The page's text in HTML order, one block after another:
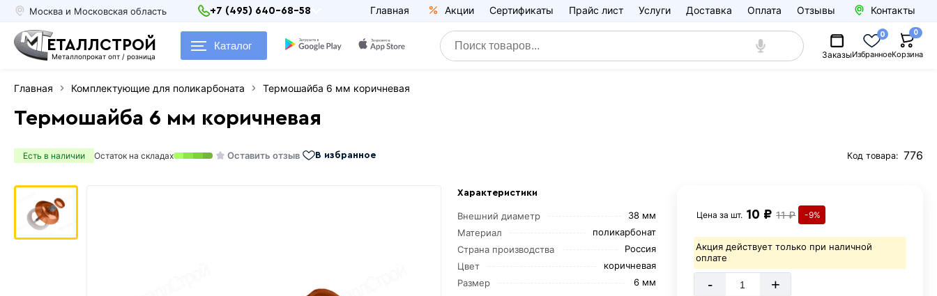
Москва и Московская область +7 (495) 640-68-58 Главная Акции Сертификаты Прайс лист Услуги Доставка Оплата Отзывы Контакты
ЕТАЛЛСТРОЙ
Металлопрокат опт / розница
Каталог
ЗаказыИзбранное
0
Корзина
0
Главная Комплектующие для поликарбоната Термошайба 6 мм коричневая
Термошайба 6 мм коричневая
Есть в наличии Остаток на складах Оставить отзыв В избранное Код товара: 776
Характеристики
Внешний диаметр
38 мм
Материал
поликарбонат
Страна производства
Россия
Цвет
коричневая
Размер
6 мм
Цена за шт. 10 ₽ 11 ₽ -9%
Акция действует только при наличной
оплате
- +